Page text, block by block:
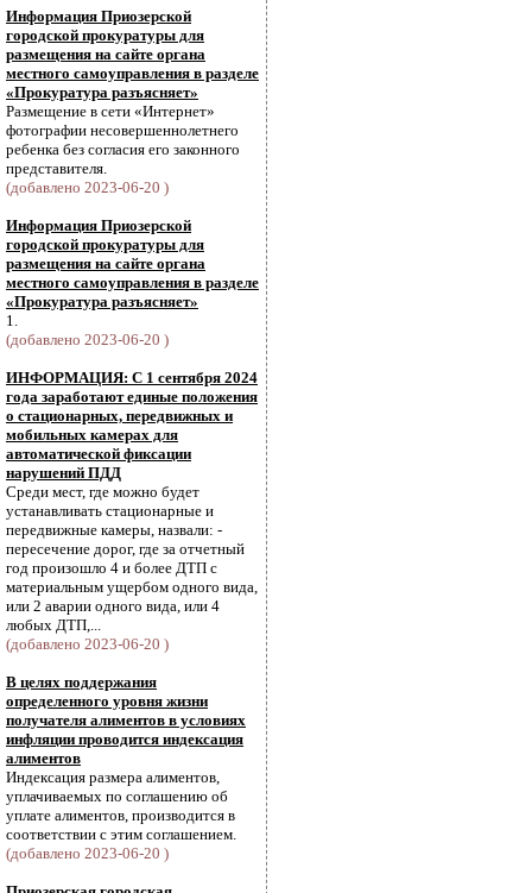
Информация Приозерской
городской прокуратуры для
размещения на сайте органа
местного самоуправления в разделе
«Прокуратура разъясняет»
Размещение в сети «Интернет»
фотографии несовершеннолетнего
ребенка без согласия его законного
представителя.
(добавлено 2023-06-20 )
Информация Приозерской
городской прокуратуры для
размещения на сайте органа
местного самоуправления в разделе
«Прокуратура разъясняет»
1.
(добавлено 2023-06-20 )
ИНФОРМАЦИЯ: С 1 сентября 2024
года заработают единые положения
о стационарных, передвижных и
мобильных камерах для
автоматической фиксации
нарушений ПДД
Среди мест, где можно будет
устанавливать стационарные и
передвижные камеры, назвали: -
пересечение дорог, где за отчетный
год произошло 4 и более ДТП с
материальным ущербом одного вида,
или 2 аварии одного вида, или 4
любых ДТП,...
(добавлено 2023-06-20 )
В целях поддержания
определенного уровня жизни
получателя алиментов в условиях
инфляции проводится индексация
алиментов
Индексация размера алиментов,
уплачиваемых по соглашению об
уплате алиментов, производится в
соответствии с этим соглашением.
(добавлено 2023-06-20 )